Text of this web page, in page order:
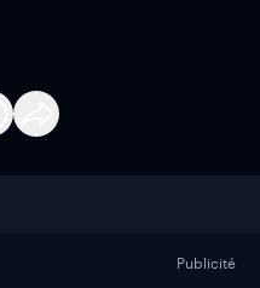
Publicité